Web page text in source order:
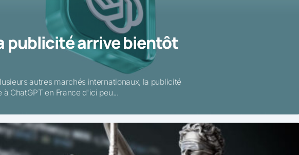
publicité arrive bientôt
autres marchés internationaux, la publicité
ChatGPT en France d'ici peu...